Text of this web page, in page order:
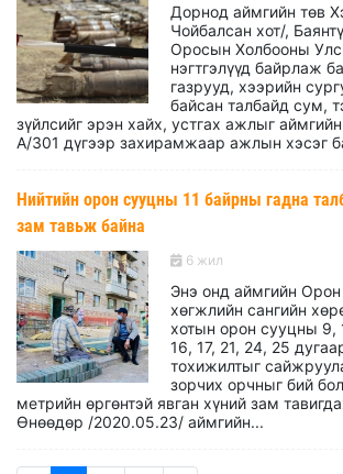
Дорнод аймгийн төв
Чойбалсан хот/,
Оросын Холбооны
нэгтгэлүүд байрлаж
газрууд, хээрийн
байсан талбайд сум,
зүйлсийг эрэн хайх, устгах ажлыг
А/301 дүгээр захирамжаар ажлын хэсэг
Нийтийн орон сууцны 11 байрны гадна
зам тавьж байна
6 жил
Энэ онд аймгийн Орон
хөгжлийн сангийн
хотын орон сууцны 9,
16, 17, 21, 24, 25
тохижилтыг
зорчих орчныг бий
метрийн өргөнтэй явган хүний зам
Ѳнѳѳдѳр /2020.05.23/ аймгийн...